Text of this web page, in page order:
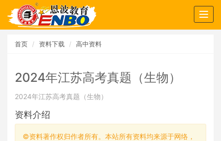
首页 资料下载 高中资料
2024年江苏高考真题（生物）
2024年江苏高考真题（生物）
资料介绍
©资料著作权归作者所有。本站所有资料均来源于网络，